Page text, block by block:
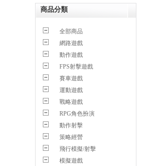
商品分類
全部商品
網路遊戲
動作遊戲
FPS射擊遊戲
賽車遊戲
運動遊戲
戰略遊戲
RPG角色扮演
動作射擊
策略經營
飛行模擬/射擊
模擬遊戲